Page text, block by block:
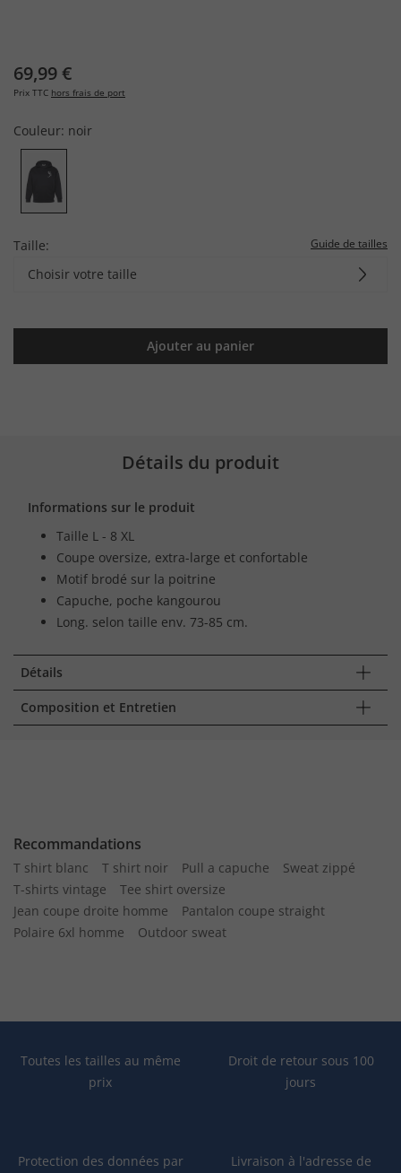
69,99 €
Prix TTC hors frais de port
Couleur: noir
Taille: Guide de tailles
Choisir votre taille
Ajouter au panier
Détails du produit
Informations sur le produit
Taille L - 8 XL
Coupe oversize, extra-large et confortable
Motif brodé sur la poitrine
Capuche, poche kangourou
Long. selon taille env. 73-85 cm.
Détails
Composition et Entretien
Recommandations
T shirt blanc T shirt noir Pull a capuche
Sweat zippé
T-shirts vintage
Tee shirt oversize
Jean coupe droite homme
Pantalon coupe straight
Polaire 6xl homme
Outdoor sweat
Toutes les tailles au même
prix
Droit de retour sous 100
jours
Protection des données par
Livraison à l'adresse de